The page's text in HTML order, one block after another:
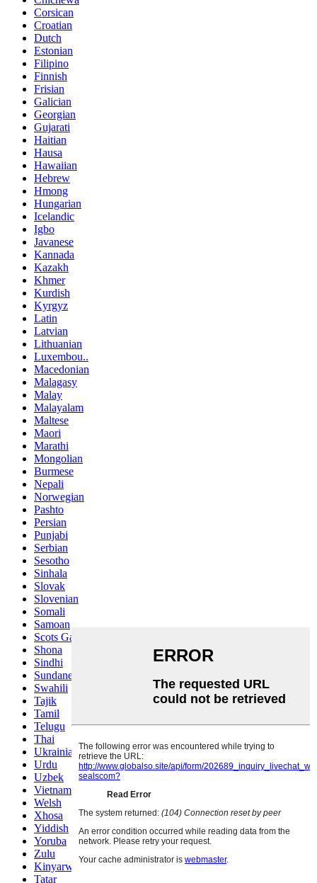
Corsican
Croatian
Dutch
Estonian
Filipino
Finnish
Frisian
Galician
Georgian
Gujarati
Haitian
Hausa
Hawaiian
Hebrew
Hmong
Hungarian
Icelandic
Igbo
Javanese
Kannada
Kazakh
Khmer
Kurdish
Kyrgyz
Latin
Latvian
Lithuanian
Luxembou..
Macedonian
Malagasy
Malay
Malayalam
Maltese
Maori
Marathi
Mongolian
Burmese
Nepali
Norwegian
Pashto
Persian
Punjabi
Serbian
Sesotho
Sinhala
Slovak
Slovenian
Somali
Samoan
Scots Gaelic
Shona
Sindhi
Sundanese
Swahili
Tajik
Tamil
Telugu
Thai
Ukrainian
Urdu
Uzbek
Vietnamese
Welsh
Xhosa
Yiddish
Yoruba
Zulu
Kinyarwanda
Tatar